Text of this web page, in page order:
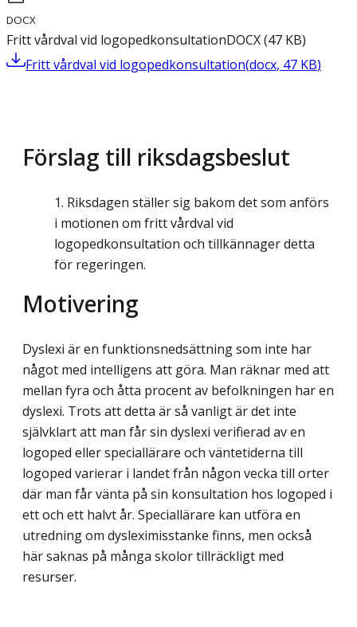
DOCX
Fritt vårdval vid logopedkonsultationDOCX(47 KB)
Fritt vårdval vid logopedkonsultation(docx, 47 KB)
Förslag till riksdagsbeslut
Riksdagen ställer sig bakom det som anförs
i motionen om fritt vårdval vid
logopedkonsultation och tillkännager detta
för regeringen.
Motivering
Dyslexi är en funktionsnedsättning som inte har
något med intelligens att göra. Man räknar med att
mellan fyra och åtta procent av befolkningen har en
dyslexi. Trots att detta är så vanligt är det inte
självklart att man får sin dyslexi verifierad av en
logoped eller speciallärare och väntetiderna till
logoped varierar i landet från någon vecka till orter
där man får vänta på sin konsultation hos logoped i
ett och ett halvt år. Speciallärare kan utföra en
utredning om dysleximisstanke finns, men också
här saknas på många skolor tillräckligt med
resurser.